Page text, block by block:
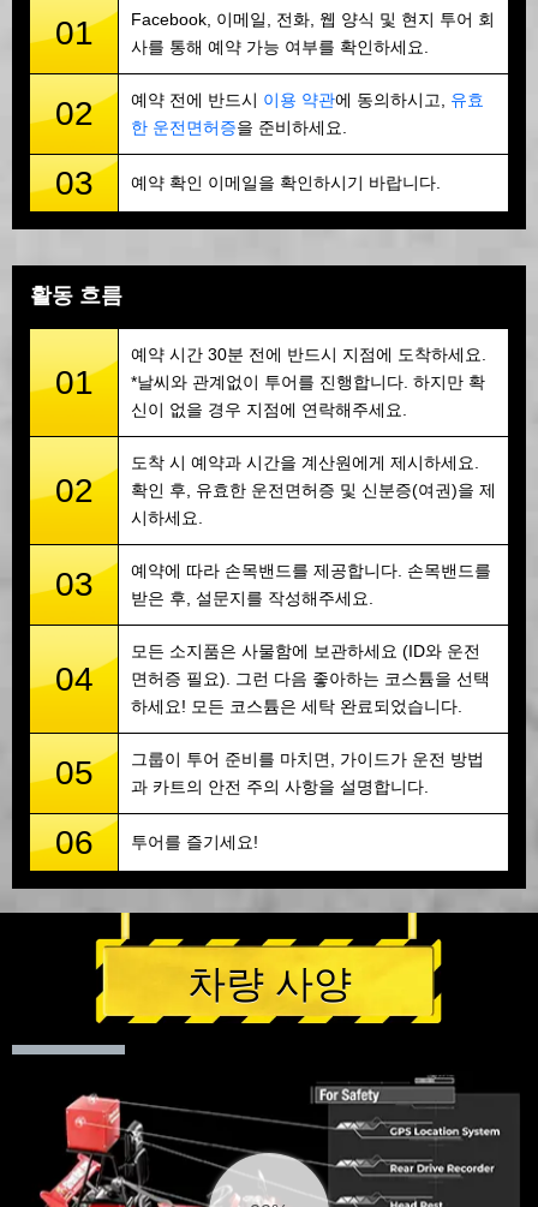
01
Facebook, 이메일, 전화, 웹 양식 및 현지 투어 회
사를 통해 예약 가능 여부를 확인하세요.
02 예약 전에 반드시 이용 약관에 동의하시고, 유효
한 운전면허증을 준비하세요.
03 예약 확인 이메일을 확인하시기 바랍니다.
활동 흐름
01
예약 시간 30분 전에 반드시 지점에 도착하세요.
*날씨와 관계없이 투어를 진행합니다. 하지만 확
신이 없을 경우 지점에 연락해주세요.
02
도착 시 예약과 시간을 계산원에게 제시하세요.
확인 후, 유효한 운전면허증 및 신분증(여권)을 제
시하세요.
03
예약에 따라 손목밴드를 제공합니다. 손목밴드를
받은 후, 설문지를 작성해주세요.
04
모든 소지품은 사물함에 보관하세요 (ID와 운전
면허증 필요). 그런 다음 좋아하는 코스튬을 선택
하세요! 모든 코스튬은 세탁 완료되었습니다.
05
그룹이 투어 준비를 마치면, 가이드가 운전 방법
과 카트의 안전 주의 사항을 설명합니다.
06 투어를 즐기세요!
차량 사양